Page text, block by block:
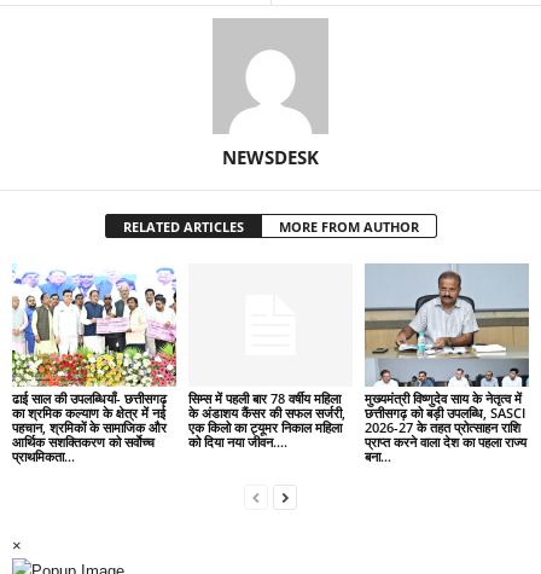
NEWSDESK
RELATED ARTICLES MORE FROM AUTHOR
ढाई साल की उपलब्धियाँ- छत्तीसगढ़
का श्रमिक कल्याण के क्षेत्र में नई
पहचान, श्रमिकों के सामाजिक और
आर्थिक सशक्तिकरण को सर्वाेच्च
प्राथमिकता…
सिम्स में पहली बार 78 वर्षीय महिला
के अंडाशय कैंसर की सफल सर्जरी,
एक किलो का ट्यूमर निकाल महिला
को दिया नया जीवन….
मुख्यमंत्री विष्णुदेव साय के नेतृत्व में
छत्तीसगढ़ को बड़ी उपलब्धि, SASCI
2026-27 के तहत प्रोत्साहन राशि
प्राप्त करने वाला देश का पहला राज्य
बना...
×